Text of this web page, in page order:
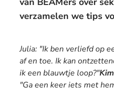
verzamelen we tips
Julia: "Ik ben verliefd op
af en toe. Ik kan
ik een blauwtje loop?"
"Ga een keer iets met